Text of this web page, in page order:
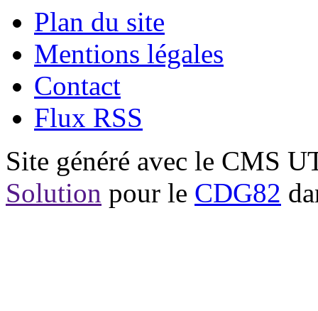
Plan du site
Mentions légales
Contact
Flux RSS
Site généré avec le CMS
Solution pour le CDG82